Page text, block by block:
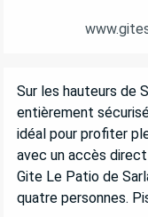
Sur les hauteurs de
entièrement
idéal pour profiter
avec un accès
Gite Le Patio de
quatre personnes.